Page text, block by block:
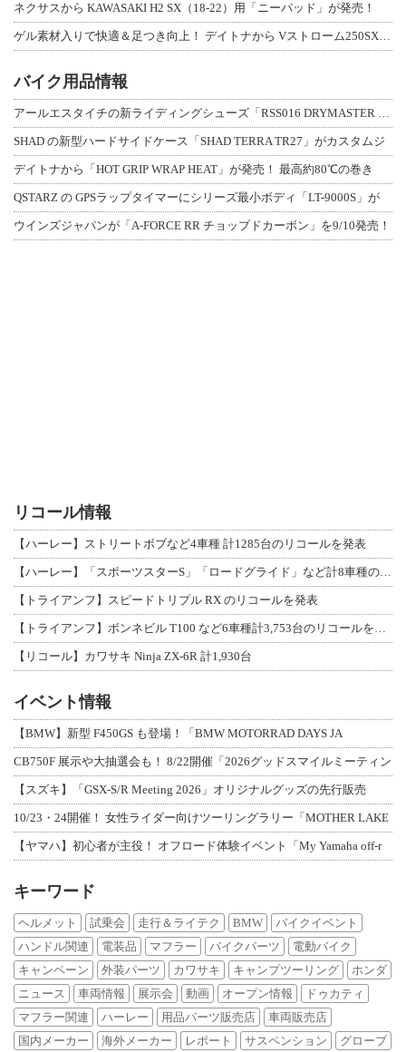
ネクサスから KAWASAKI H2 SX（18-22）用「ニーパッド」が発売！
ゲル素材入りで快適＆足つき向上！ デイトナから Vストローム250SX用「快適ロ
バイク用品情報
アールエスタイチの新ライディングシューズ「RSS016 DRYMASTER スト
SHAD の新型ハードサイドケース「SHAD TERRA TR27」がカスタムジ
デイトナから「HOT GRIP WRAP HEAT」が発売！ 最高約80℃の巻き
QSTARZ の GPSラップタイマーにシリーズ最小ボディ「LT-9000S」が
ウインズジャパンが「A-FORCE RR チョップドカーボン」を9/10発売！
リコール情報
【ハーレー】ストリートボブなど4車種 計1285台のリコールを発表
【ハーレー】「スポーツスターS」「ロードグライド」など計8車種のリコールを発表
【トライアンフ】スピードトリプル RX のリコールを発表
【トライアンフ】ボンネビル T100 など6車種計3,753台のリコールを発表
【リコール】カワサキ Ninja ZX-6R 計1,930台
イベント情報
【BMW】新型 F450GS も登場！「BMW MOTORRAD DAYS JA
CB750F 展示や大抽選会も！ 8/22開催「2026グッドスマイルミーティン
【スズキ】「GSX-S/R Meeting 2026」オリジナルグッズの先行販売
10/23・24開催！ 女性ライダー向けツーリングラリー「MOTHER LAKE
【ヤマハ】初心者が主役！ オフロード体験イベント「My Yamaha off-r
キーワード
ヘルメット 試乗会 走行＆ライテク BMW
バイクイベント
ハンドル関連
電装品 マフラー バイクパーツ
電動バイク
キャンペーン
外装パーツ カワサキ キャンプツーリング
ホンダ
ニュース
車両情報 展示会 動画 オープン情報
ドゥカティ
マフラー関連
ハーレー 用品パーツ販売店
車両販売店
国内メーカー
海外メーカー レポート サスペンション グローブ